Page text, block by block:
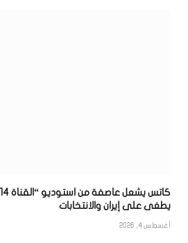
يطغى على إيران والانتخابات
أغسطس 4, 2026